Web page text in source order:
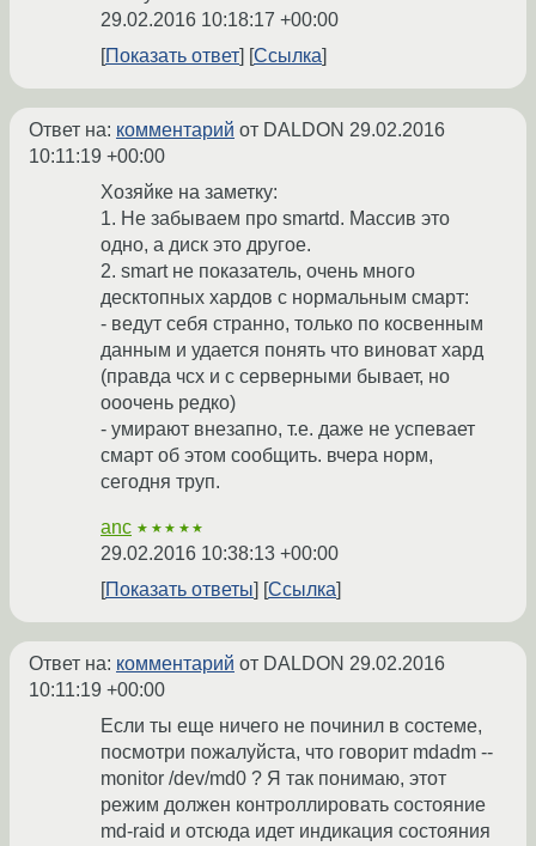
29.02.2016 10:18:17 +00:00
Показать ответ
Ссылка
Ответ на: комментарий от DALDON 29.02.2016
10:11:19 +00:00
Хозяйке на заметку:
1. Не забываем про smartd. Массив это
одно, а диск это другое.
2. smart не показатель, очень много
десктопных хардов с нормальным смарт:
- ведут себя странно, только по косвенным
данным и удается понять что виноват хард
(правда чсх и с серверными бывает, но
ооочень редко)
- умирают внезапно, т.е. даже не успевает
смарт об этом сообщить. вчера норм,
сегодня труп.
anc ★★★★★
29.02.2016 10:38:13 +00:00
Показать ответы
Ссылка
Ответ на: комментарий от DALDON 29.02.2016
10:11:19 +00:00
Если ты еще ничего не починил в состеме,
посмотри пожалуйста, что говорит mdadm --
monitor /dev/md0 ? Я так понимаю, этот
режим должен контроллировать состояние
md-raid и отсюда идет индикация состояния